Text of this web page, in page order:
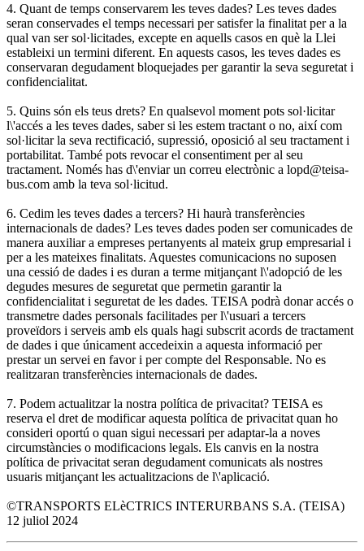
4. Quant de temps conservarem les teves dades? Les teves dades
seran conservades el temps necessari per satisfer la finalitat per a la
qual van ser sol·licitades, excepte en aquells casos en què la Llei
estableixi un termini diferent. En aquests casos, les teves dades es
conservaran degudament bloquejades per garantir la seva seguretat i
confidencialitat.
5. Quins són els teus drets? En qualsevol moment pots sol·licitar
l\'accés a les teves dades, saber si les estem tractant o no, així com
sol·licitar la seva rectificació, supressió, oposició al seu tractament i
portabilitat. També pots revocar el consentiment per al seu
tractament. Només has d\'enviar un correu electrònic a lopd@teisa-
bus.com amb la teva sol·licitud.
6. Cedim les teves dades a tercers? Hi haurà transferències
internacionals de dades? Les teves dades poden ser comunicades de
manera auxiliar a empreses pertanyents al mateix grup empresarial i
per a les mateixes finalitats. Aquestes comunicacions no suposen
una cessió de dades i es duran a terme mitjançant l\'adopció de les
degudes mesures de seguretat que permetin garantir la
confidencialitat i seguretat de les dades. TEISA podrà donar accés o
transmetre dades personals facilitades per l\'usuari a tercers
proveïdors i serveis amb els quals hagi subscrit acords de tractament
de dades i que únicament accedeixin a aquesta informació per
prestar un servei en favor i per compte del Responsable. No es
realitzaran transferències internacionals de dades.
7. Podem actualitzar la nostra política de privacitat? TEISA es
reserva el dret de modificar aquesta política de privacitat quan ho
consideri oportú o quan sigui necessari per adaptar-la a noves
circumstàncies o modificacions legals. Els canvis en la nostra
política de privacitat seran degudament comunicats als nostres
usuaris mitjançant les actualitzacions de l\'aplicació.
©TRANSPORTS ELèCTRICS INTERURBANS S.A. (TEISA)
12 juliol 2024